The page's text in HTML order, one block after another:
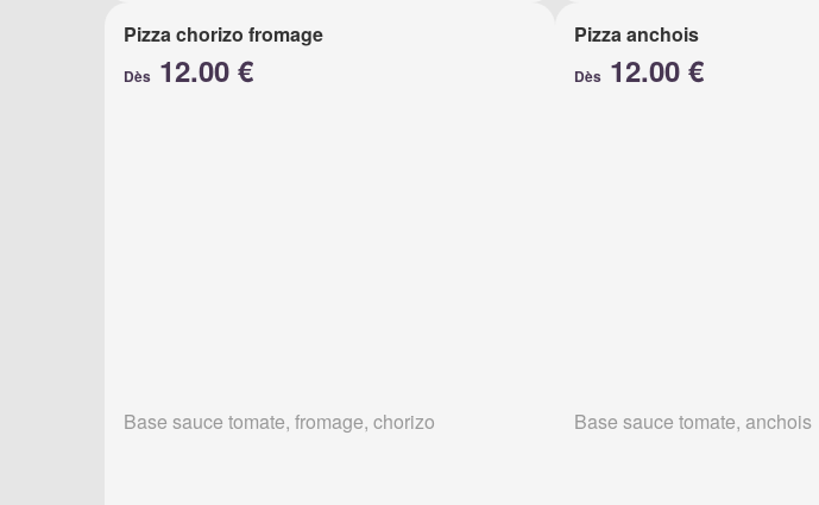
Pizza chorizo fromage
Dès 12.00 €
Base sauce tomate, fromage, chorizo
Pizza anchois
Dès12.00 €
Base sauce tomate, anchois